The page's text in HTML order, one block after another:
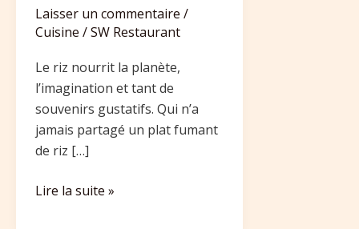
Laisser un commentaire /
Cuisine /SW Restaurant
Le riz nourrit la planète,
l’imagination et tant de
souvenirs gustatifs. Qui n’a
jamais partagé un plat fumant
de riz […]
Lire la suite »